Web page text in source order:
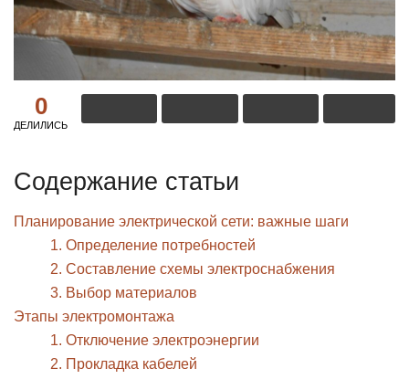
0
ДЕЛИЛИСЬ
Содержание статьи
Планирование электрической сети: важные шаги
1. Определение потребностей
2. Составление схемы электроснабжения
3. Выбор материалов
Этапы электромонтажа
1. Отключение электроэнергии
2. Прокладка кабелей